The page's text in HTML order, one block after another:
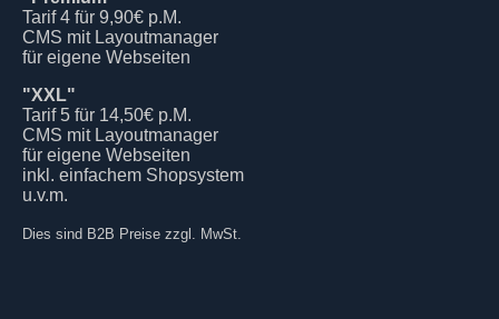
Tarif 4 für 9,90€ p.M.
CMS mit Layoutmanager
für eigene Webseiten
"XXL"
Tarif 5 für 14,50€ p.M.
CMS mit Layoutmanager
für eigene Webseiten
inkl. einfachem Shopsystem
u.v.m.
Dies sind B2B Preise zzgl. MwSt.